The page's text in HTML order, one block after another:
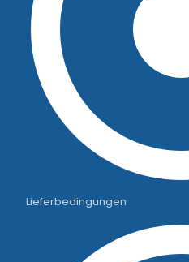
Lieferbedingungen